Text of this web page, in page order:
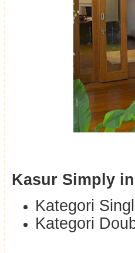
Kasur Simply
Kategori
Kategori